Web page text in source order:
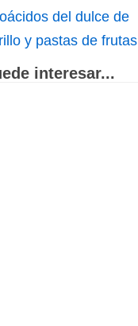
del dulce de
y pastas de frutas
interesar...